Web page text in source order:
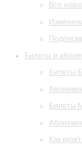
Все
Билеты и
Билеты
Билеты
Как